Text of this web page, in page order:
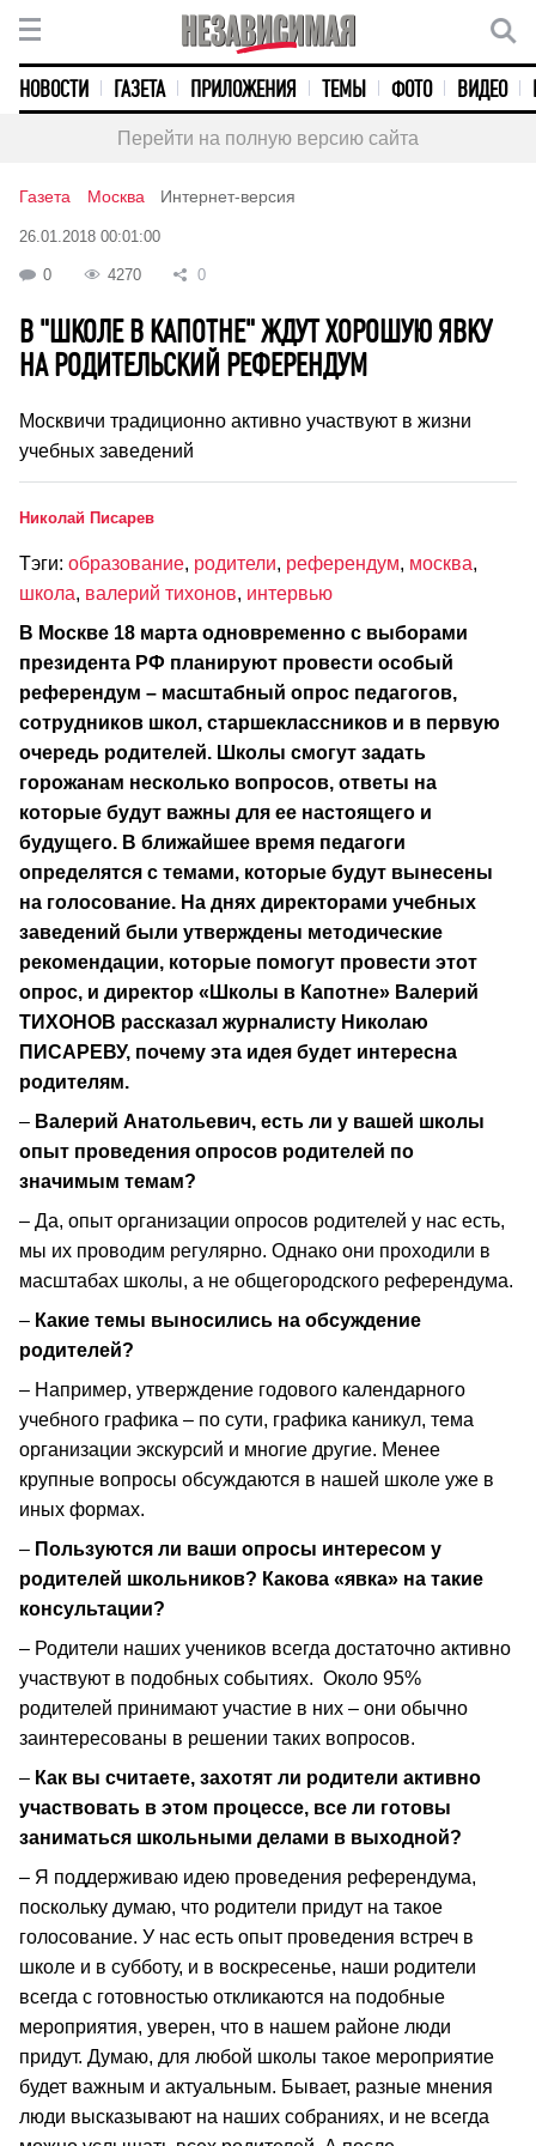
НОВОСТИ ГАЗЕТА ПРИЛОЖЕНИЯ ТЕМЫ ФОТО ВИДЕО
Перейти на полную версию сайта
Газета Москва Интернет-версия
26.01.2018 00:01:00
0 4270 0
В "ШКОЛЕ В КАПОТНЕ" ЖДУТ ХОРОШУЮ ЯВКУ
НА РОДИТЕЛЬСКИЙ РЕФЕРЕНДУМ
Москвичи традиционно активно участвуют в жизни
учебных заведений
Николай Писарев
Тэги: образование, родители, референдум, москва,
школа, валерий тихонов, интервью
В Москве 18 марта одновременно с выборами
президента РФ планируют провести особый
референдум – масштабный опрос педагогов,
сотрудников школ, старшеклассников и в первую
очередь родителей. Школы смогут задать
горожанам несколько вопросов, ответы на
которые будут важны для ее настоящего и
будущего. В ближайшее время педагоги
определятся с темами, которые будут вынесены
на голосование. На днях директорами учебных
заведений были утверждены методические
рекомендации, которые помогут провести этот
опрос, и директор «Школы в Капотне» Валерий
ТИХОНОВ рассказал журналисту Николаю
ПИСАРЕВУ, почему эта идея будет интересна
родителям.
– Валерий Анатольевич, есть ли у вашей школы
опыт проведения опросов родителей по
значимым темам?
– Да, опыт организации опросов родителей у нас есть,
мы их проводим регулярно. Однако они проходили в
масштабах школы, а не общегородского референдума.
– Какие темы выносились на обсуждение
родителей?
– Например, утверждение годового календарного
учебного графика – по сути, графика каникул, тема
организации экскурсий и многие другие. Менее
крупные вопросы обсуждаются в нашей школе уже в
иных формах.
– Пользуются ли ваши опросы интересом у
родителей школьников? Какова «явка» на такие
консультации?
– Родители наших учеников всегда достаточно активно
участвуют в подобных событиях. Около 95%
родителей принимают участие в них – они обычно
заинтересованы в решении таких вопросов.
– Как вы считаете, захотят ли родители активно
участвовать в этом процессе, все ли готовы
заниматься школьными делами в выходной?
– Я поддерживаю идею проведения референдума,
поскольку думаю, что родители придут на такое
голосование. У нас есть опыт проведения встреч в
школе и в субботу, и в воскресенье, наши родители
всегда с готовностью откликаются на подобные
мероприятия, уверен, что в нашем районе люди
придут. Думаю, для любой школы такое мероприятие
будет важным и актуальным. Бывает, разные мнения
люди высказывают на наших собраниях, и не всегда